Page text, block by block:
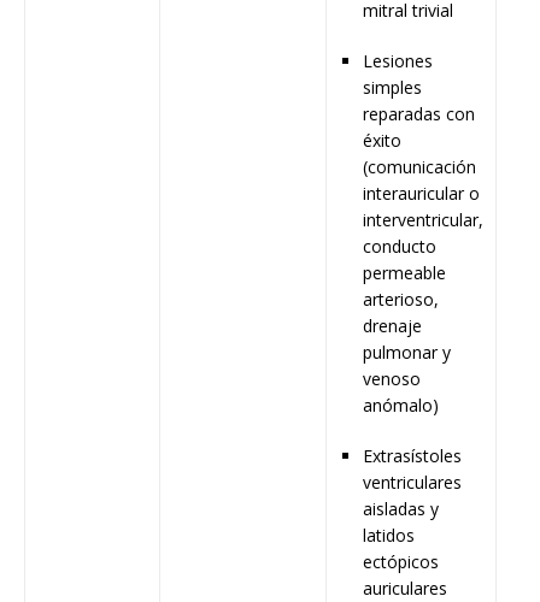
mitral trivial
Lesiones
simples
reparadas con
éxito
(comunicación
interauricular o
interventricular,
conducto
permeable
arterioso,
drenaje
pulmonar y
venoso
anómalo)
Extrasístoles
ventriculares
aisladas y
latidos
ectópicos
auriculares